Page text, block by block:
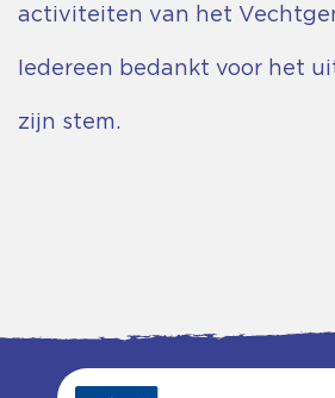
activiteiten van het
Iedereen bedankt voor het
zijn stem.